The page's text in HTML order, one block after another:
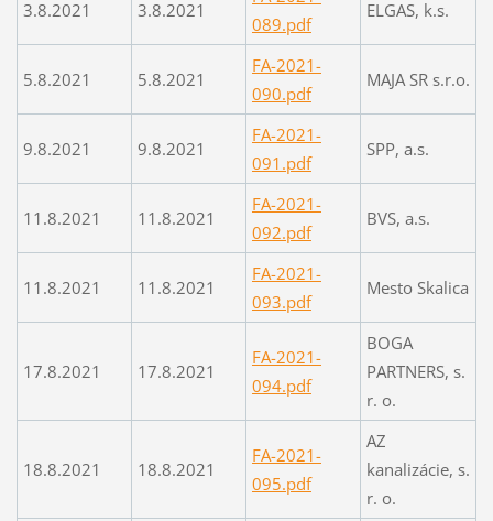
3.8.2021 3.8.2021
089.pdf
ELGAS, k.s.
5.8.2021 5.8.2021
FA-2021-
090.pdf
MAJA SR s.r.o.
9.8.2021 9.8.2021
FA-2021-
091.pdf
SPP, a.s.
11.8.2021 11.8.2021
FA-2021-
092.pdf
BVS, a.s.
11.8.2021 11.8.2021
FA-2021-
093.pdf
Mesto Skalica
17.8.2021 17.8.2021
FA-2021-
094.pdf
BOGA
PARTNERS, s.
r. o.
18.8.2021 18.8.2021
FA-2021-
095.pdf
AZ
kanalizácie, s.
r. o.